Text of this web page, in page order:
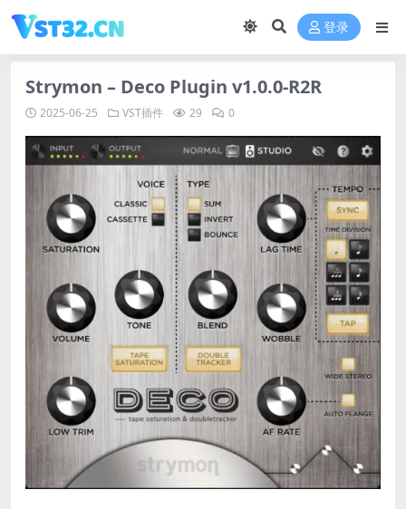
登录
Strymon – Deco Plugin v1.0.0-R2R
2025-06-25 VST插件 29 0